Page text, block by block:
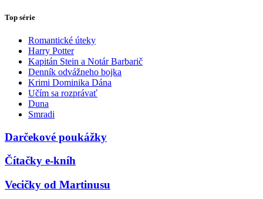
Top série
Romantické úteky
Harry Potter
Kapitán Stein a Notár Barbarič
Denník odvážneho bojka
Krimi Dominika Dána
Učím sa rozprávať
Duna
Smradi
Darčekové poukážky
Čítačky e-kníh
Vecičky od Martinusu